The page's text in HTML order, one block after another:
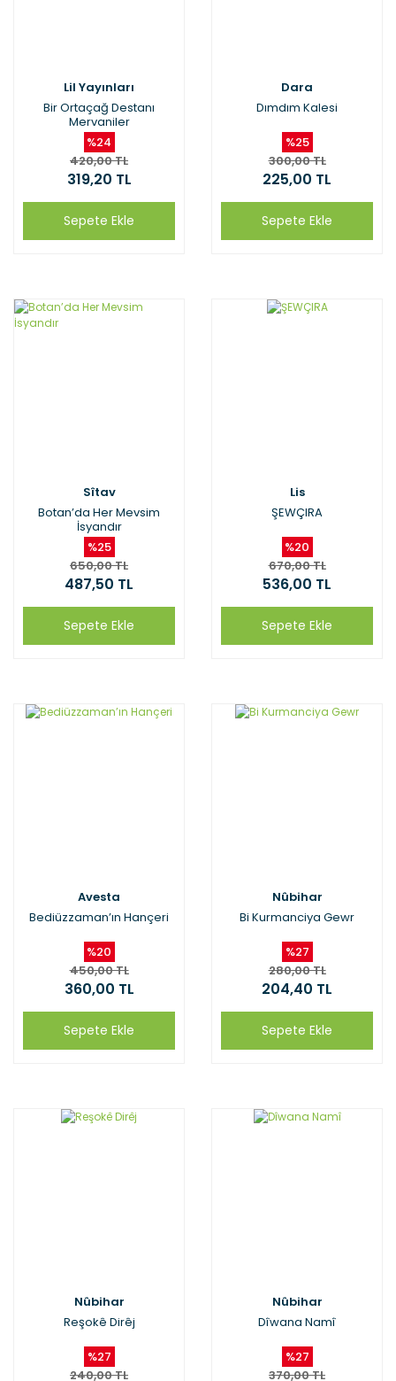
Lil Yayınları
Bir Ortaçağ Destanı
Mervaniler
%24
420,00 TL
319,20 TL
Sepete Ekle
Dara
Dımdım Kalesi
%25
300,00 TL
225,00 TL
Sepete Ekle
Sîtav
Botan’da Her Mevsim
İsyandır
%25
650,00 TL
487,50 TL
Sepete Ekle
Lis
ŞEWÇIRA
%20
670,00 TL
536,00 TL
Sepete Ekle
Avesta
Bediüzzaman’ın Hançeri
%20
450,00 TL
360,00 TL
Sepete Ekle
Nûbihar
Bi Kurmanciya Gewr
%27
280,00 TL
204,40 TL
Sepete Ekle
Nûbihar
Reşokê Dirêj
%27
240,00 TL
Nûbihar
Dîwana Namî
%27
370,00 TL